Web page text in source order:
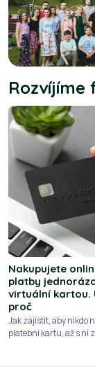
Nakupujete
platby
virtuální kartou.
proč
Jak zajistit, aby nikdo
platební kartu, až s ní